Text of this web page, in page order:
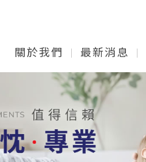
關於我們 最新消息